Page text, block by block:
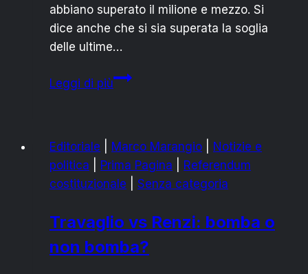
abbiano superato il milione e mezzo. Si
dice anche che si sia superata la soglia
delle ultime…
Leggi di piùPrimarie
mano,
Zingaretti
Editoriale Marco Marangio
Notizie e
politica
Prima Pagina
Referendum
costituzionale
Senza categoria
Travaglio vs Renzi: bomba o
non bomba?